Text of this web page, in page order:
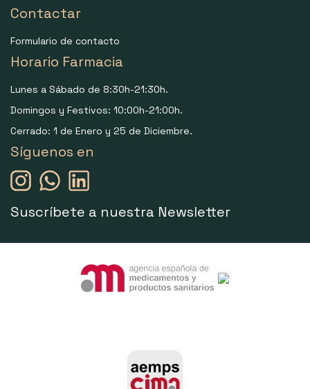
Contactar
Formulario de contacto
Horario Farmacia
Lunes a Sábado de 8:30h-21:30h.
Domingos y Festivos: 10:00h-21:00h.
Cerrado: 1 de Enero y 25 de Diciembre.
Síguenos en
Suscríbete a nuestra Newsletter